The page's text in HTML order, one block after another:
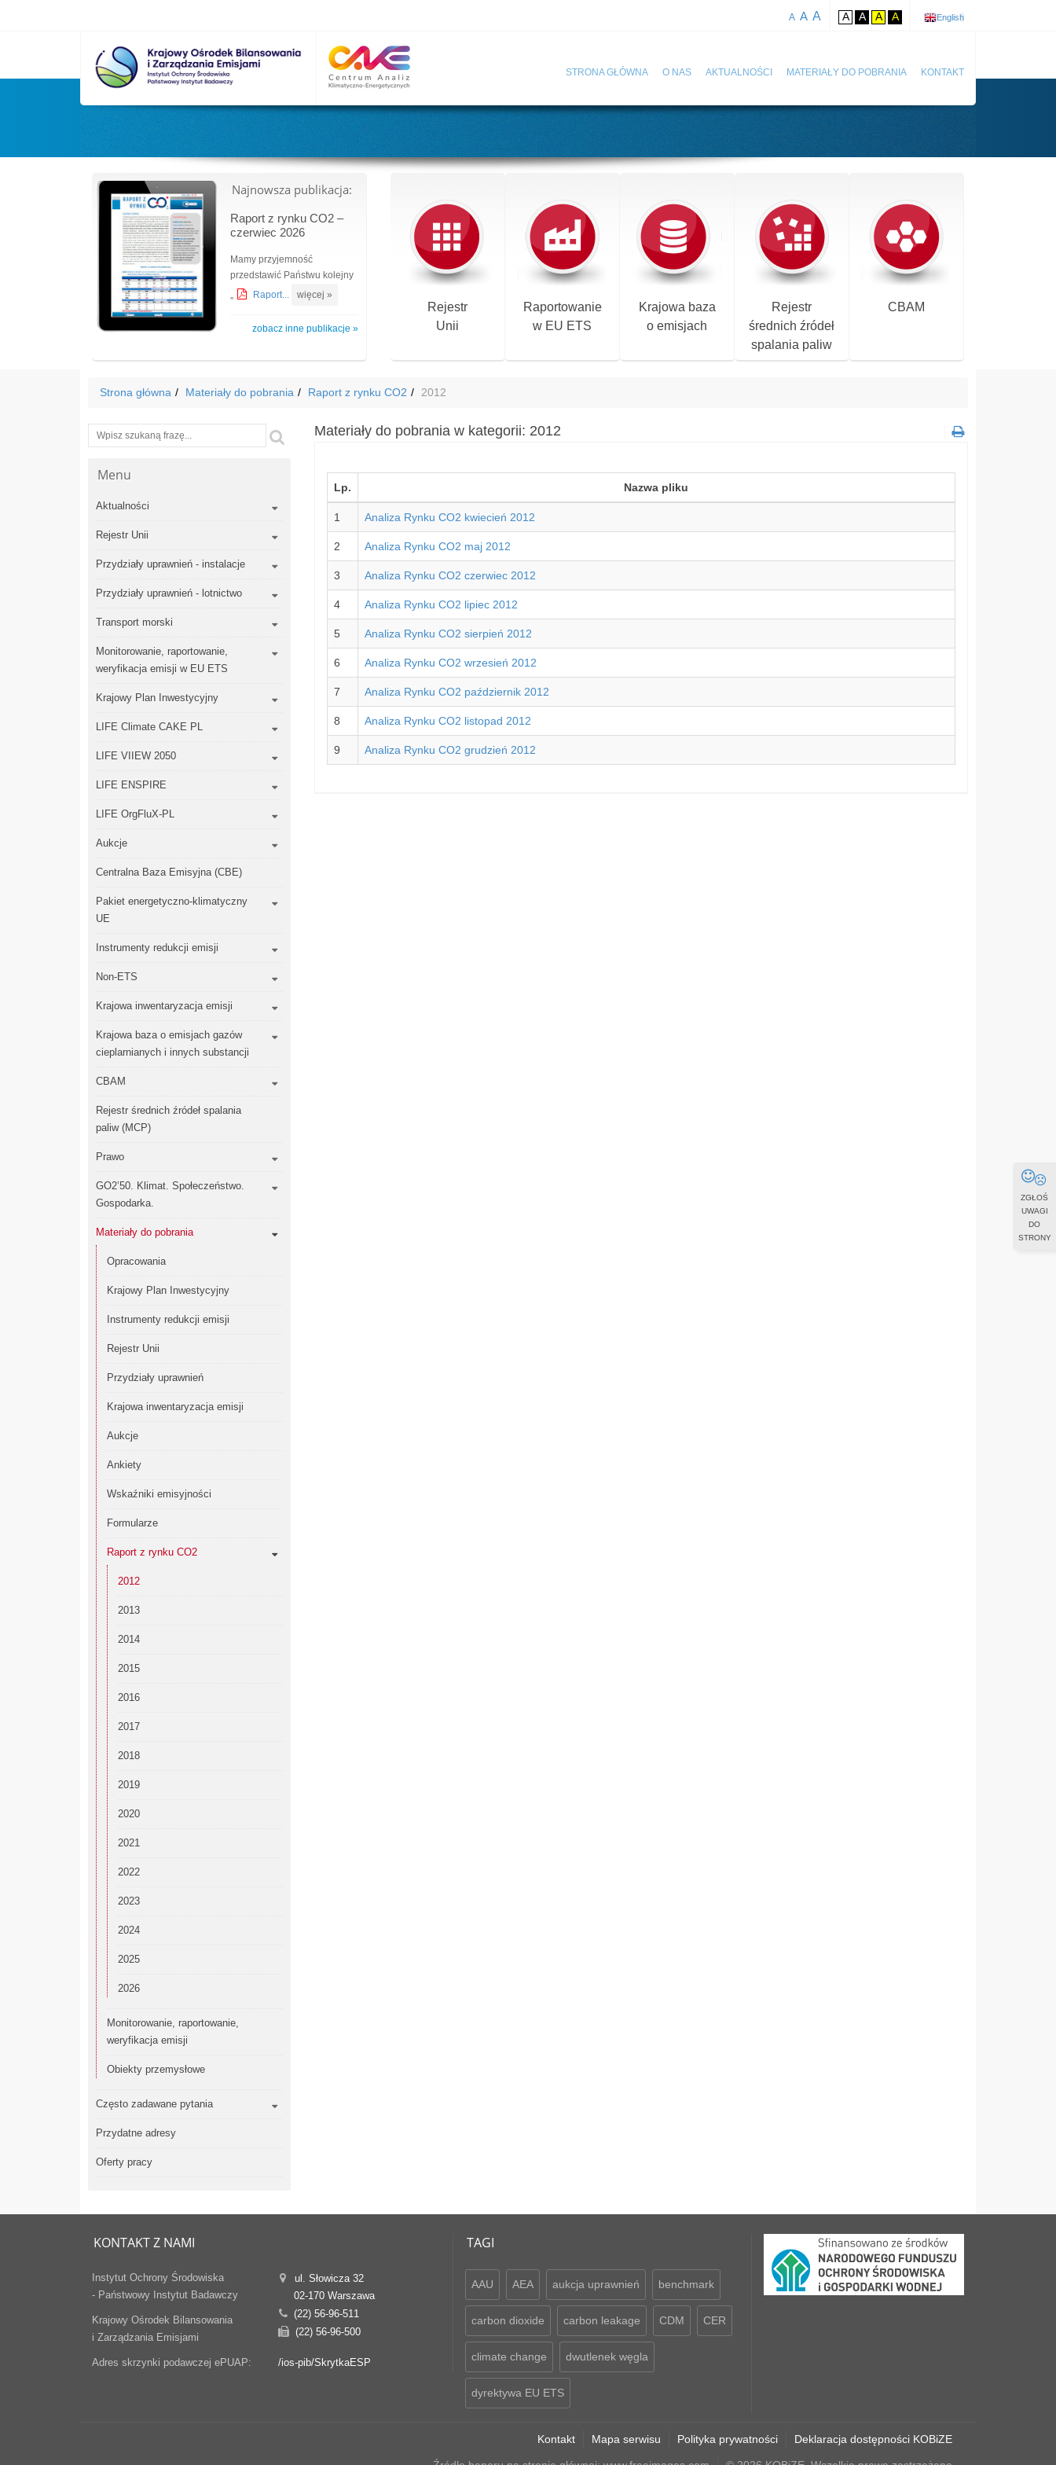
A A A A A A A English
STRONA GŁÓWNA O NAS AKTUALNOŚCI MATERIAŁY DO POBRANIA KONTAKT
Najnowsza publikacja:
Raport z rynku CO2 –
czerwiec 2026
Mamy przyjemność
przedstawić Państwu kolejny
„
Raport... więcej »
zobacz inne publikacje »
Rejestr
Unii
Raportowanie
w EU ETS
Krajowa baza
o emisjach
Rejestr
średnich źródeł
spalania paliw
CBAM
Strona główna Materiały do pobrania Raport z rynku CO2 2012
Wyszukiwarka Szukaj
Menu
Aktualności
Rejestr Unii
Przydziały uprawnień - instalacje
Przydziały uprawnień - lotnictwo
Transport morski
Monitorowanie, raportowanie,
weryfikacja emisji w EU ETS
Krajowy Plan Inwestycyjny
LIFE Climate CAKE PL
LIFE VIIEW 2050
LIFE ENSPIRE
LIFE OrgFluX-PL
Aukcje
Centralna Baza Emisyjna (CBE)
Pakiet energetyczno-klimatyczny
UE
Instrumenty redukcji emisji
Non-ETS
Krajowa inwentaryzacja emisji
Krajowa baza o emisjach gazów
cieplarnianych i innych substancji
CBAM
Rejestr średnich źródeł spalania
paliw (MCP)
Prawo
GO2’50. Klimat. Społeczeństwo.
Gospodarka.
Materiały do pobrania
Opracowania
Krajowy Plan Inwestycyjny
Instrumenty redukcji emisji
Rejestr Unii
Przydziały uprawnień
Krajowa inwentaryzacja emisji
Aukcje
Ankiety
Wskaźniki emisyjności
Formularze
Raport z rynku CO2
2012
2013
2014
2015
2016
2017
2018
2019
2020
2021
2022
2023
2024
2025
2026
Monitorowanie, raportowanie,
weryfikacja emisji
Obiekty przemysłowe
Często zadawane pytania
Przydatne adresy
Oferty pracy
Materiały do pobrania w kategorii: 2012
Lp. Nazwa pliku
1 Analiza Rynku CO2 kwiecień 2012
2 Analiza Rynku CO2 maj 2012
3 Analiza Rynku CO2 czerwiec 2012
4 Analiza Rynku CO2 lipiec 2012
5 Analiza Rynku CO2 sierpień 2012
6 Analiza Rynku CO2 wrzesień 2012
7 Analiza Rynku CO2 październik 2012
8 Analiza Rynku CO2 listopad 2012
9 Analiza Rynku CO2 grudzień 2012
KONTAKT Z NAMI
Instytut Ochrony Środowiska
- Państwowy Instytut Badawczy
Krajowy Ośrodek Bilansowania
i Zarządzania Emisjami
ul. Słowicza 32
02-170 Warszawa
(22) 56-96-511
(22) 56-96-500
Adres skrzynki podawczej ePUAP: /ios-pib/SkrytkaESP
TAGI
AAU AEA aukcja uprawnień benchmark
carbon dioxide carbon leakage CDM CER
climate change dwutlenek węgla
dyrektywa EU ETS
Kontakt Mapa serwisu Polityka prywatności Deklaracja dostępności KOBiZE
ZGŁOŚ
UWAGI
DO
STRONY